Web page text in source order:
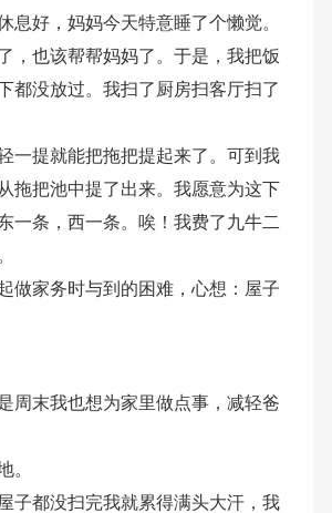
好，妈妈今天特意睡了个懒觉。
，也该帮帮妈妈了。于是，我把饭
都没放过。我扫了厨房扫客厅扫了
一提就能把拖把提起来了。可到我
拖把池中提了出来。我愿意为这下
一条，西一条。唉！我费了九牛二
做家务时与到的困难，心想：屋子
周末我也想为家里做点事，减轻爸
。
子都没扫完我就累得满头大汗，我